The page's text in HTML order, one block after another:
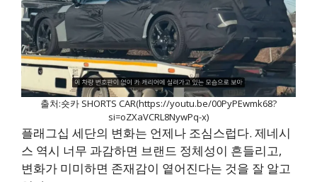
출처:숏카 SHORTS CAR(https://youtu.be/00PyPEwmk68?
si=oZXaVCRL8NywPq-x)
플래그십 세단의 변화는 언제나 조심스럽다. 제네시
스 역시 너무 과감하면 브랜드 정체성이 흔들리고,
변화가 미미하면 존재감이 옅어진다는 것을 잘 알고